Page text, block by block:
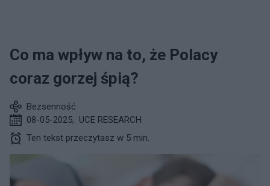
Co ma wpływ na to, że Polacy
coraz gorzej śpią?
Bezsenność
08-05-2025, UCE RESEARCH
Ten tekst przeczytasz w 5 min.